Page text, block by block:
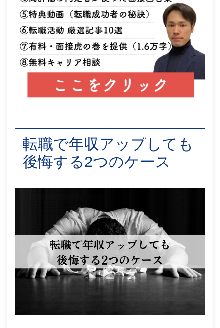
転職で年収アップしても
後悔する2つのケース